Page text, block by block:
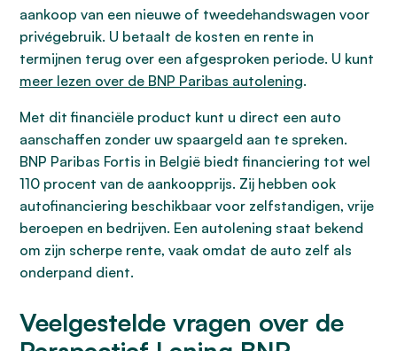
aankoop van een nieuwe of tweedehandswagen voor
privégebruik. U betaalt de kosten en rente in
termijnen terug over een afgesproken periode. U kunt
meer lezen over de BNP Paribas autolening.
Met dit financiële product kunt u direct een auto
aanschaffen zonder uw spaargeld aan te spreken.
BNP Paribas Fortis in België biedt financiering tot wel
110 procent van de aankoopprijs. Zij hebben ook
autofinanciering beschikbaar voor zelfstandigen, vrije
beroepen en bedrijven. Een autolening staat bekend
om zijn scherpe rente, vaak omdat de auto zelf als
onderpand dient.
Veelgestelde vragen over de